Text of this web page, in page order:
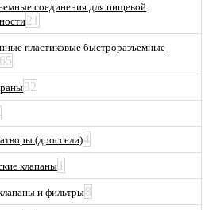
соединения для пищевой
21
пластиковые быстроразъемные
65
32
(дроссели)4
клапаны 1
и фильтры8